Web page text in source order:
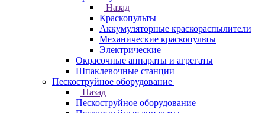
Назад
Краскопульты
Аккумуляторные краскораспылители
Механические краскопульты
Электрические
Окрасочные аппараты и агрегаты
Шпаклевочные станции
Пескоструйное оборудование
Назад
Пескоструйное оборудование